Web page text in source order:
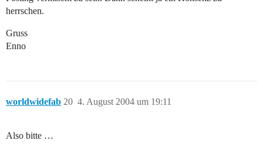
herrschen.
Gruss
Enno
worldwidefab 4. August 2004 um 19:11
20
Also bitte …